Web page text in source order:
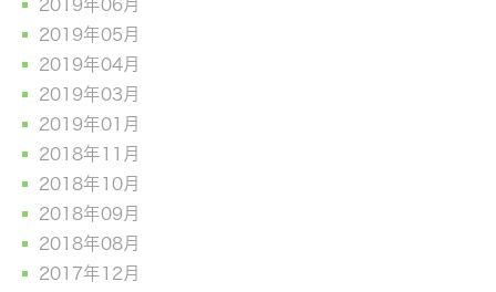
2019年06月
2019年05月
2019年04月
2019年03月
2019年01月
2018年11月
2018年10月
2018年09月
2018年08月
2017年12月